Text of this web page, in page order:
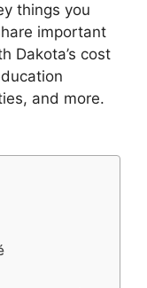
things you
important
Dakota’s cost
and more.